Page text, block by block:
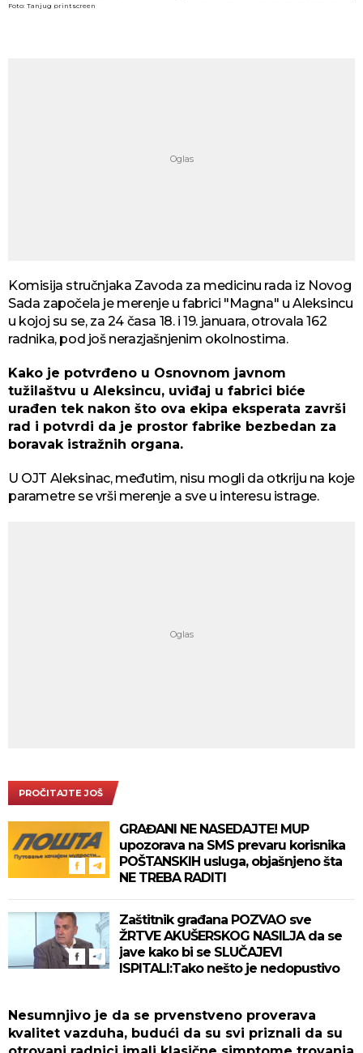
Foto: Tanjug printscreen
Komisija stručnjaka Zavoda za medicinu rada iz Novog
Sada započela je merenje u fabrici "Magna" u Aleksincu
u kojoj su se, za 24 časa 18. i 19. januara, otrovala 162
radnika, pod još nerazjašnjenim okolnostima.
Kako je potvrđeno u Osnovnom javnom
tužilaštvu u Aleksincu, uviđaj u fabrici biće
urađen tek nakon što ova ekipa eksperata završi
rad i potvrdi da je prostor fabrike bezbedan za
boravak istražnih organa.
U OJT Aleksinac, međutim, nisu mogli da otkriju na koje
parametre se vrši merenje a sve u interesu istrage.
PROČITAJTE JOŠ
GRAĐANI NE NASEDAJTE! MUP
upozorava na SMS prevaru korisnika
POŠTANSKIH usluga, objašnjeno šta
NE TREBA RADITI
Zaštitnik građana POZVAO sve
ŽRTVE AKUŠERSKOG NASILJA da se
jave kako bi se SLUČAJEVI
ISPITALI:Tako nešto je nedopustivo
Nesumnjivo je da se prvenstveno proverava
kvalitet vazduha, budući da su svi priznali da su